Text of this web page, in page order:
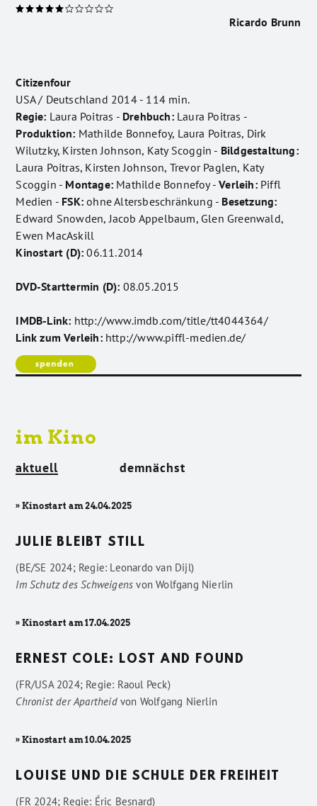
Ricardo Brunn
Citizenfour
USA / Deutschland 2014 - 114 min.
Regie: Laura Poitras - Drehbuch:Laura Poitras -
Produktion: Mathilde Bonnefoy, Laura Poitras, Dirk
Wilutzky, Kirsten Johnson, Katy Scoggin - Bildgestaltung:
Laura Poitras, Kirsten Johnson, Trevor Paglen, Katy
Scoggin - Montage: Mathilde Bonnefoy -Verleih:Piffl
Medien - FSK: ohne Altersbeschränkung - Besetzung:
Edward Snowden, Jacob Appelbaum, Glen Greenwald,
Ewen MacAskill
Kinostart (D): 06.11.2014
DVD-Starttermin (D): 08.05.2015
IMDB-Link: http://www.imdb.com/title/tt4044364/
Link zum Verleih: http://www.piffl-medien.de/
im Kino
aktuell demnächst
» Kinostart am 24.04.2025
JULIE BLEIBT STILL
(BE/SE 2024; Regie: Leonardo van Dijl)
Im Schutz des Schweigens vonWolfgang Nierlin
» Kinostart am 17.04.2025
ERNEST COLE: LOST AND FOUND
(FR/USA 2024; Regie: Raoul Peck)
Chronist der Apartheidvon Wolfgang Nierlin
» Kinostart am 10.04.2025
LOUISE UND DIE SCHULE DER FREIHEIT
(FR 2024; Regie: Éric Besnard)